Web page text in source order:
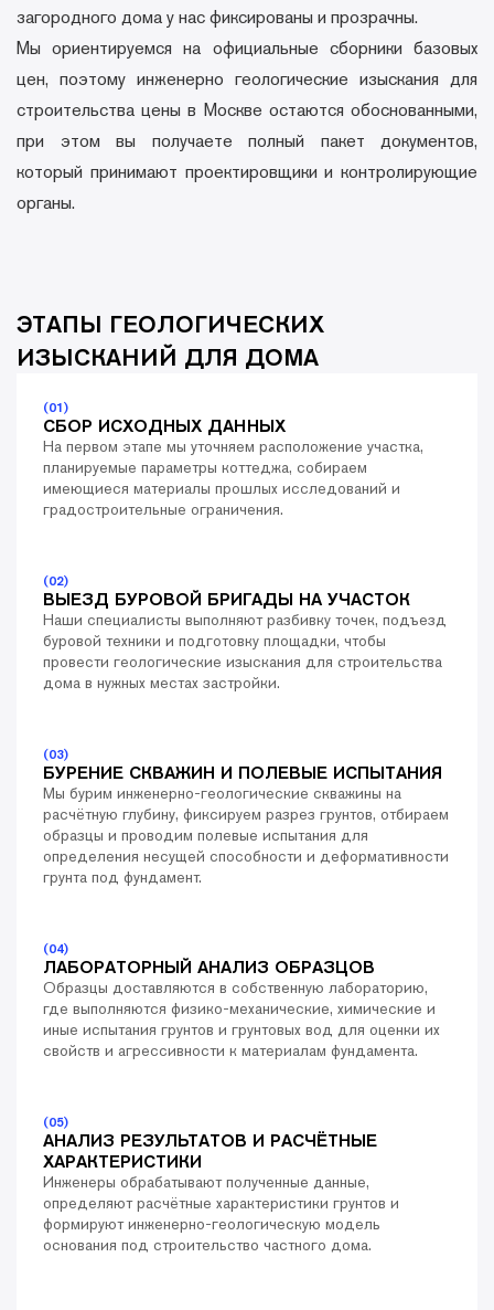
загородного дома у нас фиксированы и прозрачны.
Мы ориентируемся на официальные сборники базовых
цен, поэтому инженерно геологические изыскания для
строительства цены в Москве остаются обоснованными,
при этом вы получаете полный пакет документов,
который принимают проектировщики и контролирующие
органы.
ЭТАПЫ ГЕОЛОГИЧЕСКИХ
ИЗЫСКАНИЙ ДЛЯ ДОМА
(01)
СБОР ИСХОДНЫХ ДАННЫХ
На первом этапе мы уточняем расположение участка,
планируемые параметры коттеджа, собираем
имеющиеся материалы прошлых исследований и
градостроительные ограничения.
(02)
ВЫЕЗД БУРОВОЙ БРИГАДЫ НА УЧАСТОК
Наши специалисты выполняют разбивку точек, подъезд
буровой техники и подготовку площадки, чтобы
провести геологические изыскания для строительства
дома в нужных местах застройки.
(03)
БУРЕНИЕ СКВАЖИН И ПОЛЕВЫЕ ИСПЫТАНИЯ
Мы бурим инженерно-геологические скважины на
расчётную глубину, фиксируем разрез грунтов, отбираем
образцы и проводим полевые испытания для
определения несущей способности и деформативности
грунта под фундамент.
(04)
ЛАБОРАТОРНЫЙ АНАЛИЗ ОБРАЗЦОВ
Образцы доставляются в собственную лабораторию,
где выполняются физико-механические, химические и
иные испытания грунтов и грунтовых вод для оценки их
свойств и агрессивности к материалам фундамента.
(05)
АНАЛИЗ РЕЗУЛЬТАТОВ И РАСЧЁТНЫЕ
ХАРАКТЕРИСТИКИ
Инженеры обрабатывают полученные данные,
определяют расчётные характеристики грунтов и
формируют инженерно-геологическую модель
основания под строительство частного дома.
Я согласен сполитикой конфиденциальности данных